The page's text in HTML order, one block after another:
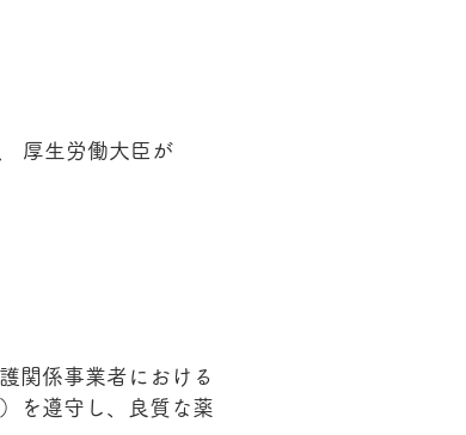
厚生労働大臣が
関係事業者における
を遵守し、良質な薬